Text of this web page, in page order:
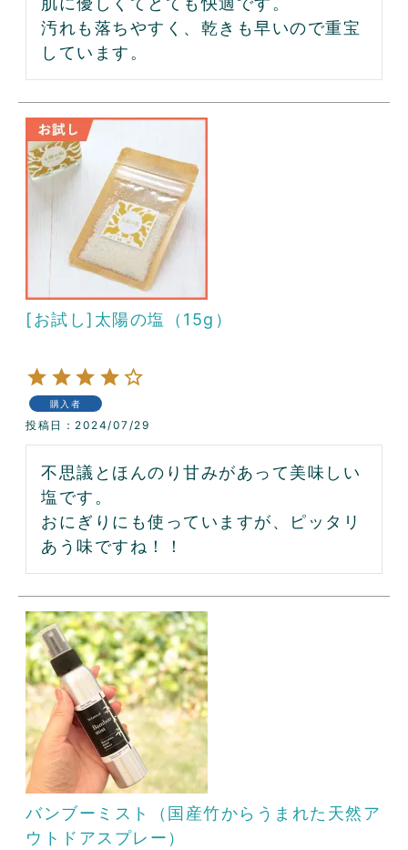
汚れも落ちやすく、乾きも早いので重宝
しています。
[お試し]太陽の塩（15g）
購入者
投稿日 2024/07/29
不思議とほんのり甘みがあって美味しい
塩です。
おにぎりにも使っていますが、ピッタリ
バンブーミスト（国産竹からうまれた天然ア
ウトドアスプレー）